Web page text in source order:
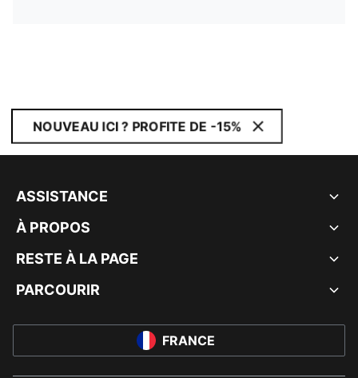
NOUVEAU ICI ? PROFITE DE -15%
ASSISTANCE
À PROPOS
RESTE À LA PAGE
PARCOURIR
FRANCE